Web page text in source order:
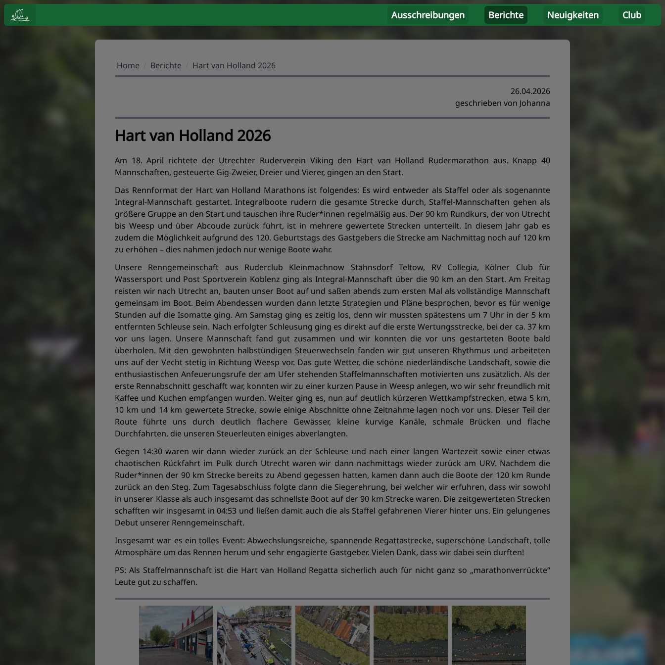
Ausschreibungen Berichte Neuigkeiten Club
Home Berichte Hart van Holland 2026
26.04.2026
geschrieben von Johanna
Hart van Holland 2026
Am 18. April richtete der Utrechter Ruderverein Viking den Hart van Holland Rudermarathon aus. Knapp 40
Mannschaften, gesteuerte Gig-Zweier, Dreier und Vierer, gingen an den Start.
Das Rennformat der Hart van Holland Marathons ist folgendes: Es wird entweder als Staffel oder als sogenannte
Integral-Mannschaft gestartet. Integralboote rudern die gesamte Strecke durch, Staffel-Mannschaften gehen als
größere Gruppe an den Start und tauschen ihre Ruder*innen regelmäßig aus. Der 90 km Rundkurs, der von Utrecht
bis Weesp und über Abcoude zurück führt, ist in mehrere gewertete Strecken unterteilt. In diesem Jahr gab es
zudem die Möglichkeit aufgrund des 120. Geburtstags des Gastgebers die Strecke am Nachmittag noch auf 120 km
zu erhöhen – dies nahmen jedoch nur wenige Boote wahr.
Unsere Renngemeinschaft aus Ruderclub Kleinmachnow Stahnsdorf Teltow, RV Collegia, Kölner Club für
Wassersport und Post Sportverein Koblenz ging als Integral-Mannschaft über die 90 km an den Start. Am Freitag
reisten wir nach Utrecht an, bauten unser Boot auf und saßen abends zum ersten Mal als vollständige Mannschaft
gemeinsam im Boot. Beim Abendessen wurden dann letzte Strategien und Pläne besprochen, bevor es für wenige
Stunden auf die Isomatte ging. Am Samstag ging es zeitig los, denn wir mussten spätestens um 7 Uhr in der 5 km
entfernten Schleuse sein. Nach erfolgter Schleusung ging es direkt auf die erste Wertungsstrecke, bei der ca. 37 km
vor uns lagen. Unsere Mannschaft fand gut zusammen und wir konnten die vor uns gestarteten Boote bald
überholen. Mit den gewohnten halbstündigen Steuerwechseln fanden wir gut unseren Rhythmus und arbeiteten
uns auf der Vecht stetig in Richtung Weesp vor. Das gute Wetter, die schöne niederländische Landschaft, sowie die
enthusiastischen Anfeuerungsrufe der am Ufer stehenden Staffelmannschaften motivierten uns zusätzlich. Als der
erste Rennabschnitt geschafft war, konnten wir zu einer kurzen Pause in Weesp anlegen, wo wir sehr freundlich mit
Kaffee und Kuchen empfangen wurden. Weiter ging es, nun auf deutlich kürzeren Wettkampfstrecken, etwa 5 km,
10 km und 14 km gewertete Strecke, sowie einige Abschnitte ohne Zeitnahme lagen noch vor uns. Dieser Teil der
Route führte uns durch deutlich flachere Gewässer, kleine kurvige Kanäle, schmale Brücken und flache
Durchfahrten, die unseren Steuerleuten einiges abverlangten.
Gegen 14:30 waren wir dann wieder zurück an der Schleuse und nach einer langen Wartezeit sowie einer etwas
chaotischen Rückfahrt im Pulk durch Utrecht waren wir dann nachmittags wieder zurück am URV. Nachdem die
Ruder*innen der 90 km Strecke bereits zu Abend gegessen hatten, kamen dann auch die Boote der 120 km Runde
zurück an den Steg. Zum Tagesabschluss folgte dann die Siegerehrung, bei welcher wir erfuhren, dass wir sowohl
in unserer Klasse als auch insgesamt das schnellste Boot auf der 90 km Strecke waren. Die zeitgewerteten Strecken
schafften wir insgesamt in 04:53 und ließen damit auch die als Staffel gefahrenen Vierer hinter uns. Ein gelungenes
Debut unserer Renngemeinschaft.
Insgesamt war es ein tolles Event: Abwechslungsreiche, spannende Regattastrecke, superschöne Landschaft, tolle
Atmosphäre um das Rennen herum und sehr engagierte Gastgeber. Vielen Dank, dass wir dabei sein durften!
PS: Als Staffelmannschaft ist die Hart van Holland Regatta sicherlich auch für nicht ganz so „marathonverrückte“
Leute gut zu schaffen.